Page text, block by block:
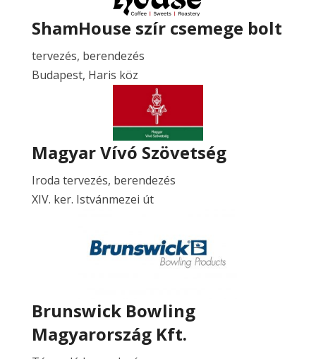
ShamHouse szír csemege bolt
tervezés, berendezés
Budapest, Haris köz
Magyar Vívó Szövetség
Iroda tervezés, berendezés
XIV. ker. Istvánmezei út
Brunswick Bowling
Magyarország Kft.